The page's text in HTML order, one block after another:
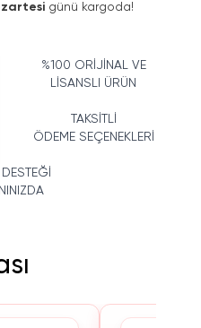
günü kargoda!
%100 ORİJİNAL VE
LİSANSLI ÜRÜN
TAKSİTLİ
ÖDEME SEÇENEKLERİ